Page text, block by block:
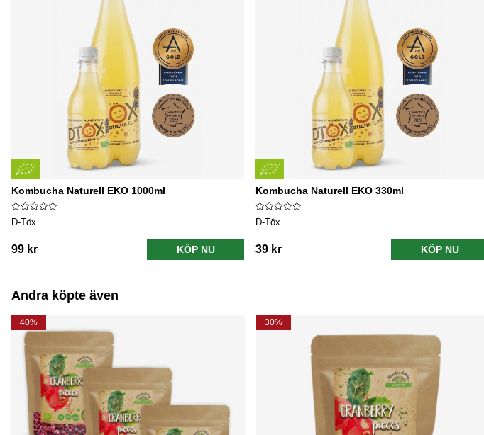
Kombucha Naturell EKO 1000ml
D-Töx
99 kr KÖP NU
Kombucha Naturell EKO 330ml
D-Töx
39 kr KÖP NU
Andra köpte även
40% 30%